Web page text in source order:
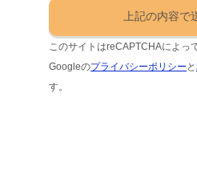
このサイトはreCAPTCHAによっ
Googleのプライバシーポリシー と
す。